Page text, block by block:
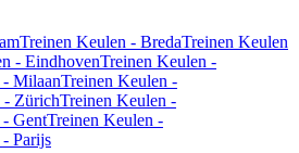
Treinen Keulen - BredaTreinen Keulen
- EindhovenTreinen Keulen -
MilaanTreinen Keulen -
- ZürichTreinen Keulen -
GentTreinen Keulen -
Parijs